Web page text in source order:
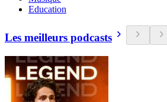
Education
Les meilleurs podcasts